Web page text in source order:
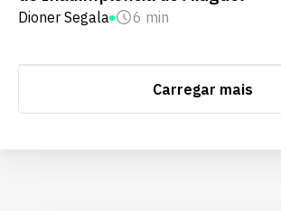
Dioner Segala 6 min
Carregar mais